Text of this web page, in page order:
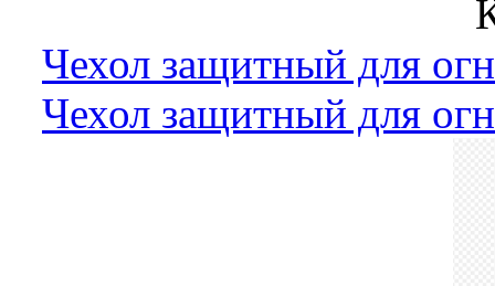
Чехол защитный для
Чехол защитный для